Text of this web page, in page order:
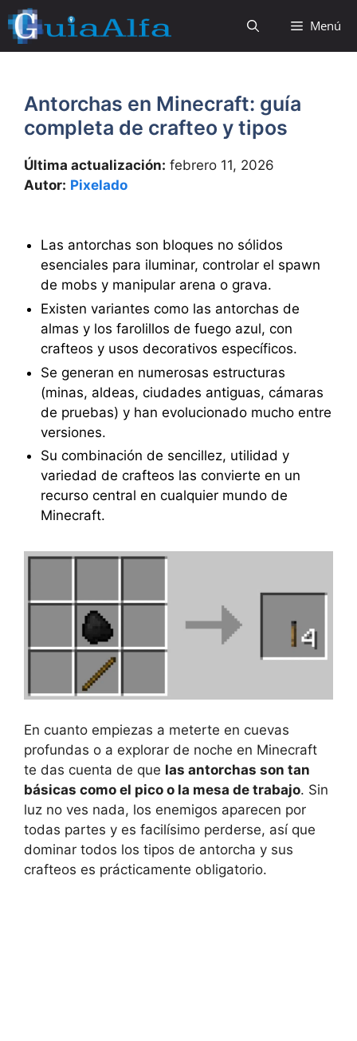
Saltar
al
contenido
Menú
Antorchas en Minecraft: guía
completa de crafteo y tipos
Última actualización: febrero 11, 2026
Autor: Pixelado
Las antorchas son bloques no sólidos
esenciales para iluminar, controlar el spawn
de mobs y manipular arena o grava.
Existen variantes como las antorchas de
almas y los farolillos de fuego azul, con
crafteos y usos decorativos específicos.
Se generan en numerosas estructuras
(minas, aldeas, ciudades antiguas, cámaras
de pruebas) y han evolucionado mucho entre
versiones.
Su combinación de sencillez, utilidad y
variedad de crafteos las convierte en un
recurso central en cualquier mundo de
Minecraft.
En cuanto empiezas a meterte en cuevas
profundas o a explorar de noche en Minecraft
te das cuenta de que las antorchas son tan
básicas como el pico o la mesa de trabajo. Sin
luz no ves nada, los enemigos aparecen por
todas partes y es facilísimo perderse, así que
dominar todos los tipos de antorcha y sus
crafteos es prácticamente obligatorio.